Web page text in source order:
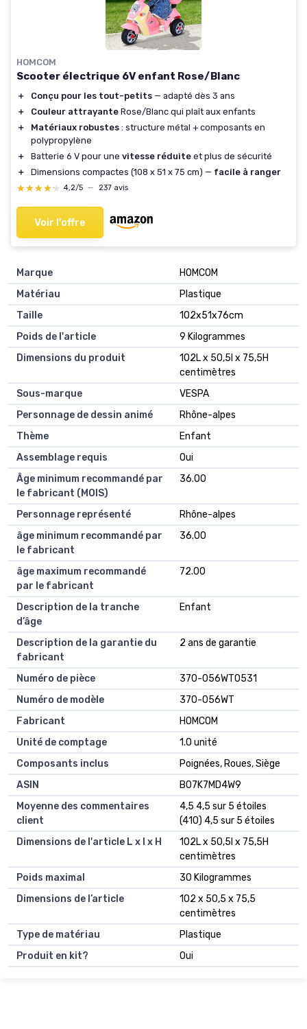
HOMCOM
Scooter électrique 6V enfant Rose/Blanc
＋ Conçu pour les tout-petits — adapté dès 3 ans
＋
Couleur attrayante Rose/Blanc qui plaît aux enfants
＋
Matériaux robustes : structure métal + composants en
polypropylène
＋
Batterie 6 V pour une vitesse réduite et plus de sécurité
＋
Dimensions compactes (108 x 51 x 75 cm) — facile à ranger
★★★★★
★★★★★ 4,2/5 — 237 avis
Voir l'offre
Marque
HOMCOM
Matériau
Plastique
Taille
102x51x76cm
Poids de l'article
9 Kilogrammes
Dimensions du produit
102L x 50,5l x 75,5H
centimètres
Sous-marque
VESPA
Personnage de dessin animé
Rhône-alpes
Thème
Enfant
Assemblage requis
Oui
Âge minimum recommandé par
le fabricant (MOIS)
36.00
Personnage représenté
Rhône-alpes
âge minimum recommandé par
le fabricant
36.00
âge maximum recommandé
par le fabricant
72.00
Description de la tranche
d’âge
Enfant
Description de la garantie du
fabricant
2 ans de garantie
Numéro de pièce
370-056WT0531
Numéro de modèle
370-056WT
Fabricant
HOMCOM
Unité de comptage
1.0 unité
Composants inclus
Poignées, Roues, Siège
ASIN
B07K7MD4W9
Moyenne des commentaires
client
4,5 4,5 sur 5 étoiles
(410) 4,5 sur 5 étoiles
Dimensions de l'article L x l x H
102L x 50,5l x 75,5H
centimètres
Poids maximal
30 Kilogrammes
Dimensions de l’article
102 x 50,5 x 75,5
centimètres
Type de matériau
Plastique
Produit en kit?
Oui